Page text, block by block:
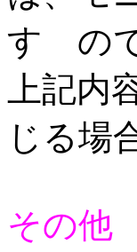
す の
上記
じる場
その他